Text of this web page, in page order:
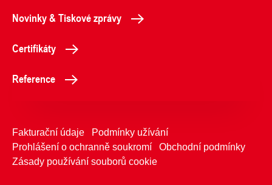
Novinky & Tiskové zprávy
Certifikáty
Reference
Fakturační údaje
Podmínky užívání
Prohlášení o ochranně soukromí
Obchodní podmínky
Zásady používání souborů cookie